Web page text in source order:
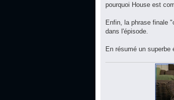
pourquoi House est
Enfin, la phrase finale
dans l'épisode.
En résumé un superbe